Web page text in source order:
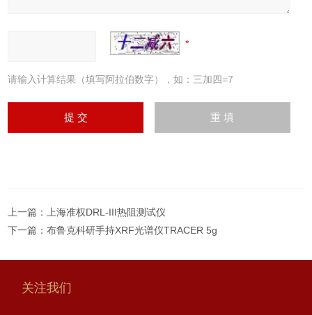
请输入计算结果（填写阿拉伯数字），如：三加四=7
上一篇：
上海准权DRL-III热阻测试仪
下一篇：布鲁克科研手持XRF光谱仪TRACER 5g
关注我们